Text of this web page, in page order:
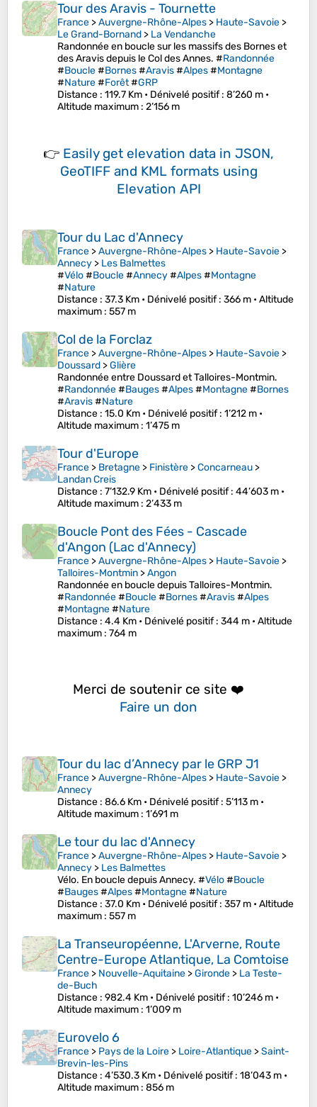
Tour des Aravis - Tournette
France >Auvergne-Rhône-Alpes > Haute-Savoie >
Le Grand-Bornand > La Vendanche
Randonnée en boucle sur les massifs des Bornes et
des Aravis depuis le Col des Annes. #Randonnée
#Boucle#Bornes#Aravis#Alpes#Montagne
#Nature#Forêt#GRP
Distance : 119.7 Km • Dénivelé positif: 8’260 m •
Altitude maximum : 2’156 m
👉 Easily get elevation data in JSON,
GeoTIFF and KML formats using
Elevation API
Tour du Lac d'Annecy
France >Auvergne-Rhône-Alpes > Haute-Savoie >
Annecy > Les Balmettes
#Vélo#Boucle#Annecy#Alpes#Montagne
#Nature
Distance : 37.3 Km • Dénivelé positif: 366 m •Altitude
maximum : 557 m
Col de la Forclaz
France >Auvergne-Rhône-Alpes > Haute-Savoie >
Doussard >Glière
Randonnée entre Doussard et Talloires-Montmin.
#Randonnée#Bauges#Alpes#Montagne#Bornes
#Aravis#Nature
Distance : 15.0 Km • Dénivelé positif: 1’212 m •
Altitude maximum : 1’475 m
Tour d'Europe
France > Bretagne > Finistère >Concarneau >
Landan Creis
Distance : 7’132.9 Km • Dénivelé positif: 44’603 m •
Altitude maximum : 2’433 m
Boucle Pont des Fées - Cascade
d'Angon (Lac d'Annecy)
France >Auvergne-Rhône-Alpes > Haute-Savoie >
Talloires-Montmin >Angon
Randonnée en boucle depuis Talloires-Montmin.
#Randonnée#Boucle#Bornes#Aravis#Alpes
#Montagne#Nature
Distance : 4.4 Km • Dénivelé positif: 344 m •Altitude
maximum : 764 m
Merci de soutenir ce site ❤️
Faire un don
Tour du lac d’Annecy par le GRP J1
France >Auvergne-Rhône-Alpes > Haute-Savoie >
Annecy
Distance : 86.6 Km • Dénivelé positif: 5’113 m •
Altitude maximum : 1’691 m
Le tour du lac d'Annecy
France >Auvergne-Rhône-Alpes > Haute-Savoie >
Annecy > Les Balmettes
Vélo. En boucle depuis Annecy. #Vélo#Boucle
#Bauges#Alpes#Montagne#Nature
Distance : 37.0 Km • Dénivelé positif: 357 m •Altitude
maximum : 557 m
La Transeuropéenne, L'Arverne, Route
Centre-Europe Atlantique, La Comtoise
France > Nouvelle-Aquitaine >Gironde > La Teste-
de-Buch
Distance : 982.4 Km • Dénivelé positif: 10’246 m •
Altitude maximum : 1’009 m
Eurovelo 6
France > Pays de la Loire > Loire-Atlantique >Saint-
Brevin-les-Pins
Distance : 4’530.3 Km • Dénivelé positif: 18’043 m •
Altitude maximum : 856 m